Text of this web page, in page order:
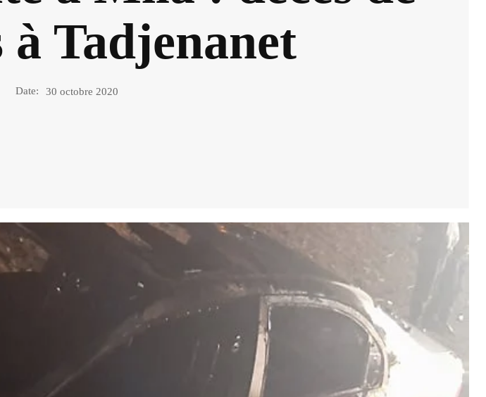
Tadjenanet
Date: 30 octobre 2020